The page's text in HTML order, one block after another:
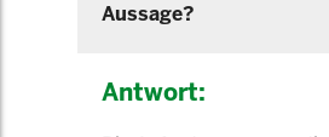
Aussage?
Antwort: